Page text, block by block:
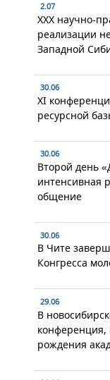
2.07
XXX научно-
реализации
Западной
30.06
XI
ресурсной
30.06
Второй день
интенсивная
общение
30.06
В Чите
Конгресса
29.06
В
конференция,
рождения